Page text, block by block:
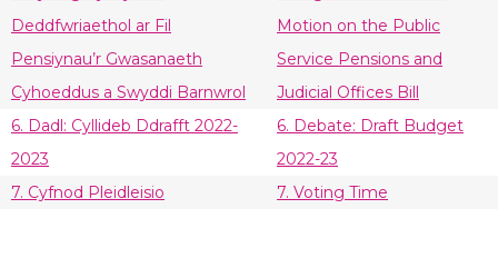
Deddfwriaethol ar Fil
Pensiynau’r Gwasanaeth
Cyhoeddus a Swyddi Barnwrol
Motion on the Public
Service Pensions and
Judicial Offices Bill
6. Dadl: Cyllideb Ddrafft 2022-
2023
6. Debate: Draft Budget
2022-23
7. Cyfnod Pleidleisio
7. Voting Time